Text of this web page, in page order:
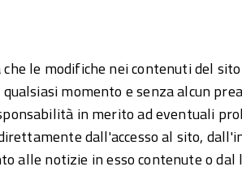
le modifiche nei contenuti del
momento e senza alcun
in merito ad eventuali
dall'accesso al sito,
alle notizie in esso contenute o dal